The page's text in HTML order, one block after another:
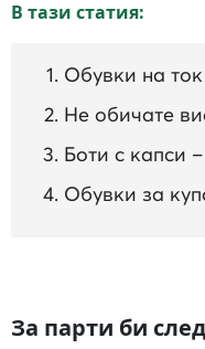
В тази статия:
Обувки на
Не обичате
Боти с капси
Обувки за
За парти би